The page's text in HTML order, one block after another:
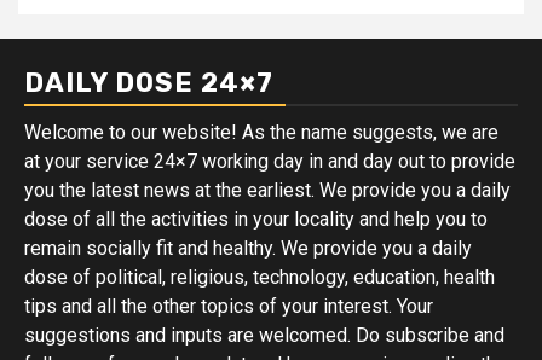
DAILY DOSE 24×7
Welcome to our website! As the name suggests, we are
at your service 24×7 working day in and day out to provide
you the latest news at the earliest. We provide you a daily
dose of all the activities in your locality and help you to
remain socially fit and healthy. We provide you a daily
dose of political, religious, technology, education, health
tips and all the other topics of your interest. Your
suggestions and inputs are welcomed. Do subscribe and